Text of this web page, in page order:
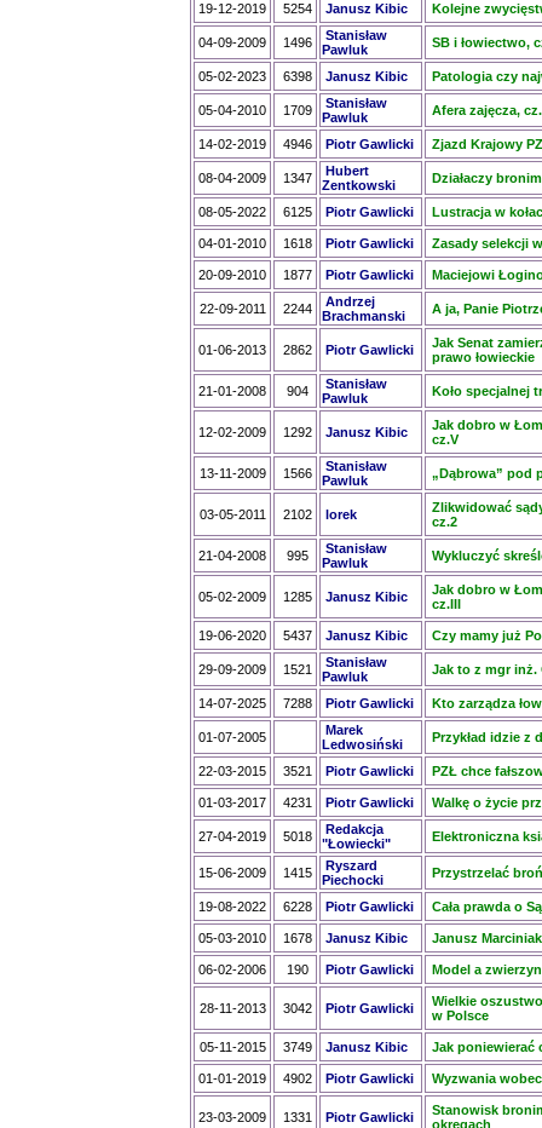
19-12-2019 5254 Janusz Kibic Kolejne
04-09-2009 1496
Stanisław
Pawluk
SB i łowiectwo,
05-02-2023 6398 Janusz Kibic Patologia czy
05-04-2010 1709
Stanisław
Pawluk
Afera zajęcza,
14-02-2019 4946 Piotr Gawlicki Zjazd Krajowy
08-04-2009 1347
Hubert
Zentkowski
Działaczy
08-05-2022 6125 Piotr Gawlicki Lustracja w
04-01-2010 1618 Piotr Gawlicki Zasady selekcji
20-09-2010 1877 Piotr Gawlicki Maciejowi
22-09-2011 2244
Andrzej
Brachmanski
A ja, Panie
01-06-2013 2862 Piotr Gawlicki
Jak Senat
prawo łowieckie
21-01-2008 904
Stanisław
Pawluk
Koło specjalnej
12-02-2009 1292 Janusz Kibic
Jak dobro w
cz.V
13-11-2009 1566
Stanisław
Pawluk
„Dąbrowa” pod
03-05-2011 2102 lorek
Zlikwidować
cz.2
21-04-2008 995
Stanisław
Pawluk
Wykluczyć
05-02-2009 1285 Janusz Kibic
Jak dobro w
cz.III
19-06-2020 5437 Janusz Kibic Czy mamy już
29-09-2009 1521
Stanisław
Pawluk
Jak to z mgr inż.
14-07-2025 7288 Piotr Gawlicki Kto zarządza
01-07-2005
Marek
Ledwosiński
Przykład idzie z
22-03-2015 3521 Piotr Gawlicki PZŁ chce
01-03-2017 4231 Piotr Gawlicki Walkę o życie
27-04-2019 5018
Redakcja
"Łowiecki"
Elektroniczna
15-06-2009 1415
Ryszard
Piechocki
Przystrzelać broń
19-08-2022 6228 Piotr Gawlicki Cała prawda o
05-03-2010 1678 Janusz Kibic Janusz
06-02-2006 190 Piotr Gawlicki Model a
28-11-2013 3042 Piotr Gawlicki
Wielkie
w Polsce
05-11-2015 3749 Janusz Kibic Jak poniewierać
01-01-2019 4902 Piotr Gawlicki Wyzwania
23-03-2009 1331 Piotr Gawlicki
Stanowisk
okręgach